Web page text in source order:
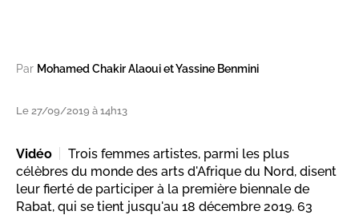
Par Mohamed Chakir Alaoui et Yassine Benmini
Le 27/09/2019 à 14h13
Vidéo
Trois femmes artistes, parmi les plus
célèbres du monde des arts d'Afrique du Nord, disent
leur fierté de participer à la première biennale de
Rabat, qui se tient jusqu'au 18 décembre 2019. 63